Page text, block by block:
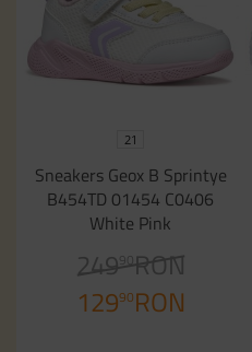
21
Sneakers Geox B Sprintye
B454TD 01454 C0406
White Pink
249 90RON
12990RON